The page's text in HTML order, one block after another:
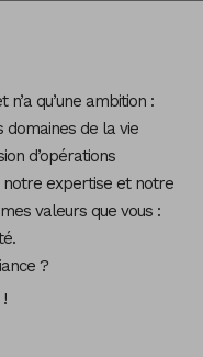
qu’une ambition :
de la vie
d’opérations
notre expertise et notre
valeurs que vous :
?